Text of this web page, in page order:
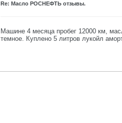
Re: Масло РОСНЕФТЬ отзывы.
Машине 4 месяца пробег 12000 км,
темное. Куплено 5 литров лукойл